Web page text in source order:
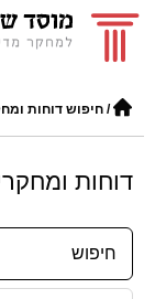
/ חיפוש דוחות
דוחות